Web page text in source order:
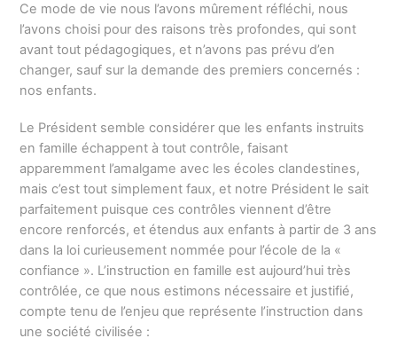
Ce mode de vie nous l’avons mûrement réfléchi, nous
l’avons choisi pour des raisons très profondes, qui sont
avant tout pédagogiques, et n’avons pas prévu d’en
changer, sauf sur la demande des premiers concernés :
nos enfants.
Le Président semble considérer que les enfants instruits
en famille échappent à tout contrôle, faisant
apparemment l’amalgame avec les écoles clandestines,
mais c’est tout simplement faux, et notre Président le sait
parfaitement puisque ces contrôles viennent d’être
encore renforcés, et étendus aux enfants à partir de 3 ans
dans la loi curieusement nommée pour l’école de la «
confiance ». L’instruction en famille est aujourd’hui très
contrôlée, ce que nous estimons nécessaire et justifié,
compte tenu de l’enjeu que représente l’instruction dans
une société civilisée :